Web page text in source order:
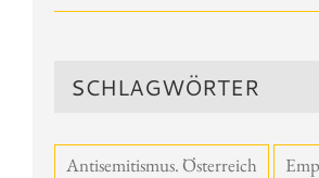
SCHLAGWÖRTER
Antisemitismus. Österreich